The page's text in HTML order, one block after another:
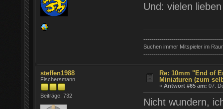
Und: vielen
Suchen immer Mitspieler im
steffen1988
Fischersmann
Beiträge: 732
Re: 10mm "End of
Miniaturen (zum
«Antwort #65 am: 07.
Nicht wundern,